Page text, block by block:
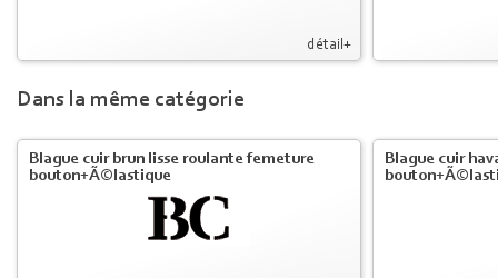
détail+
Dans la même catégorie
Blague cuir brun lisse roulante femeture
bouton+Ã©lastique
Blague cuir